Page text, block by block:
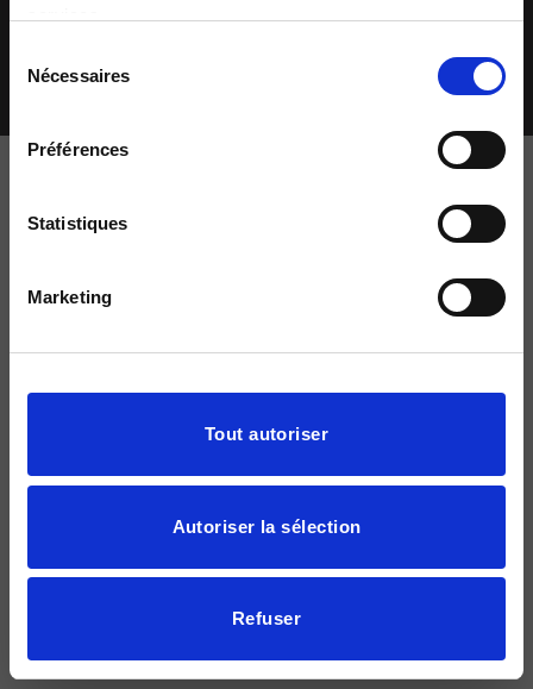
Nécessaires
Préférences
Statistiques
Marketing
Afficher les détails
Tout autoriser
Autoriser la sélection
Refuser